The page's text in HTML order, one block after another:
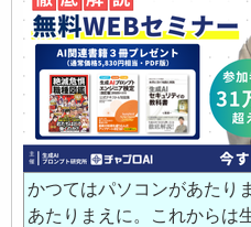
かつてはパソコンがあたり
あたりまえに。これからは